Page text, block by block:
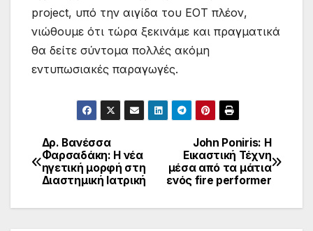
project, υπό την αιγίδα του ΕΟΤ πλέον,
νιώθουμε ότι τώρα ξεκινάμε και πραγματικά
θα δείτε σύντομα πολλές ακόμη
εντυπωσιακές παραγωγές.
Πλοήγηση
άρθρων
John Poniris: Η
Eικαστική Τέχνη
μέσα από τα μάτια
ενός fire performer
Δρ. Βανέσσα
Φαρσαδάκη: H νέα
ηγετική μορφή στη
Διαστημική Ιατρική